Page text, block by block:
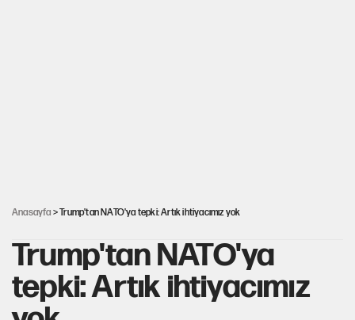
Anasayfa > Trump'tan NATO'ya tepki: Artık ihtiyacımız yok
Trump'tan NATO'ya
tepki: Artık ihtiyacımız